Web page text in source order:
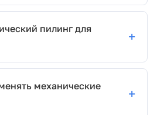
пилинг для
механические